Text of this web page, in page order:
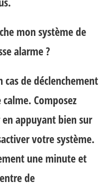
mon système de
alarme ?
cas de déclenchement
calme. Composez
appuyant bien sur
votre système.
une minute et
de